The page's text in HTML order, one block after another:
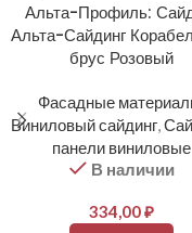
Альта-Профиль:
Альта-Сайдинг
брус Розовый
Фасадные
Виниловый сайдинг,
панели виниловые
В наличии
334,00₽